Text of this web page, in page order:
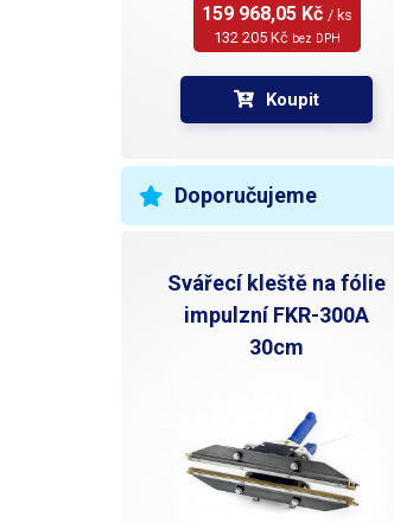
159 968,05 Kč / ks
132 205 Kč bez DPH
Koupit
Doporučujeme
Svářecí kleště na fólie
impulzní FKR-300A
30cm